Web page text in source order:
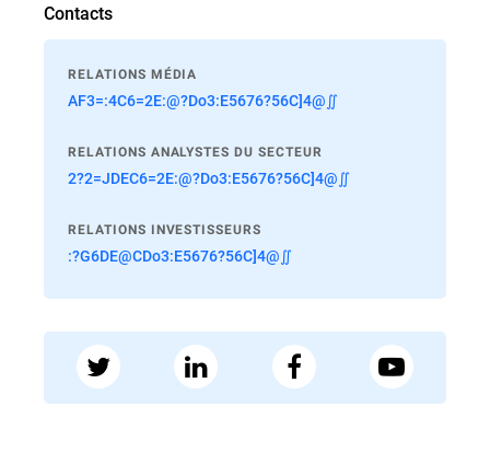
Contacts
RELATIONS MÉDIA
AF3=:4C6=2E:@?Do3:E5676?56C]4@∬
RELATIONS ANALYSTES DU SECTEUR
2?2=JDEC6=2E:@?Do3:E5676?56C]4@∬
RELATIONS INVESTISSEURS
:?G6DE@CDo3:E5676?56C]4@∬